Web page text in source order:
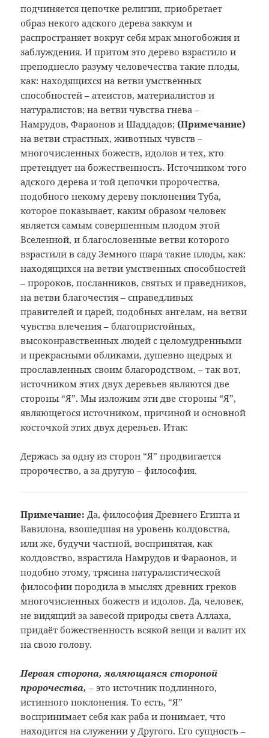
подчиняется цепочке религии, приобретает
образ некого адского дерева заккум и
распространяет вокруг себя мрак многобожия и
заблуждения. И притом это дерево взрастило и
преподнесло разуму человечества такие плоды,
как: находящихся на ветви умственных
способностей – атеистов, материалистов и
натуралистов; на ветви чувства гнева –
Намрудов, Фараонов и Шаддадов; (Примечание)
на ветви страстных, животных чувств –
многочисленных божеств, идолов и тех, кто
претендует на божественность. Источником того
адского дерева и той цепочки пророчества,
подобного некому дереву поклонения Туба,
которое показывает, каким образом человек
является самым совершенным плодом этой
Вселенной, и благословенные ветви которого
взрастили в саду Земного шара такие плоды, как:
находящихся на ветви умственных способностей
– пророков, посланников, святых и праведников,
на ветви благочестия – справедливых
правителей и царей, подобных ангелам, на ветви
чувства влечения – благопристойных,
высоконравственных людей с целомудренными
и прекрасными обликами, душевно щедрых и
прославленных своим благородством, – так вот,
источником этих двух деревьев являются две
стороны “Я”. Мы изложим эти две стороны “Я”,
являющегося источником, причиной и основной
косточкой этих двух деревьев. Итак:
Держась за одну из сторон “Я” продвигается
пророчество, а за другую – философия.
Примечание: Да, философия Древнего Египта и
Вавилона,взошедшая на уровень колдовства,
илиже, будучи частной, воспринятая, как
колдовство, взрастила Намрудов иФараонов, и
подобно этому, трясинанатуралистической
философии породилав мыслях древних греков
многочисленныхбожеств и идолов. Да, человек,
не видящийза завесой природы света Аллаха,
придаётбожественность всякой вещи и валит их
на свою голову.
Первая сторона, являющаяся стороной
пророчества, – это источник подлинного,
истинного поклонения. То есть, “Я”
воспринимает себя как раба и понимает, что
находится на служении у Другого. Его сущность –